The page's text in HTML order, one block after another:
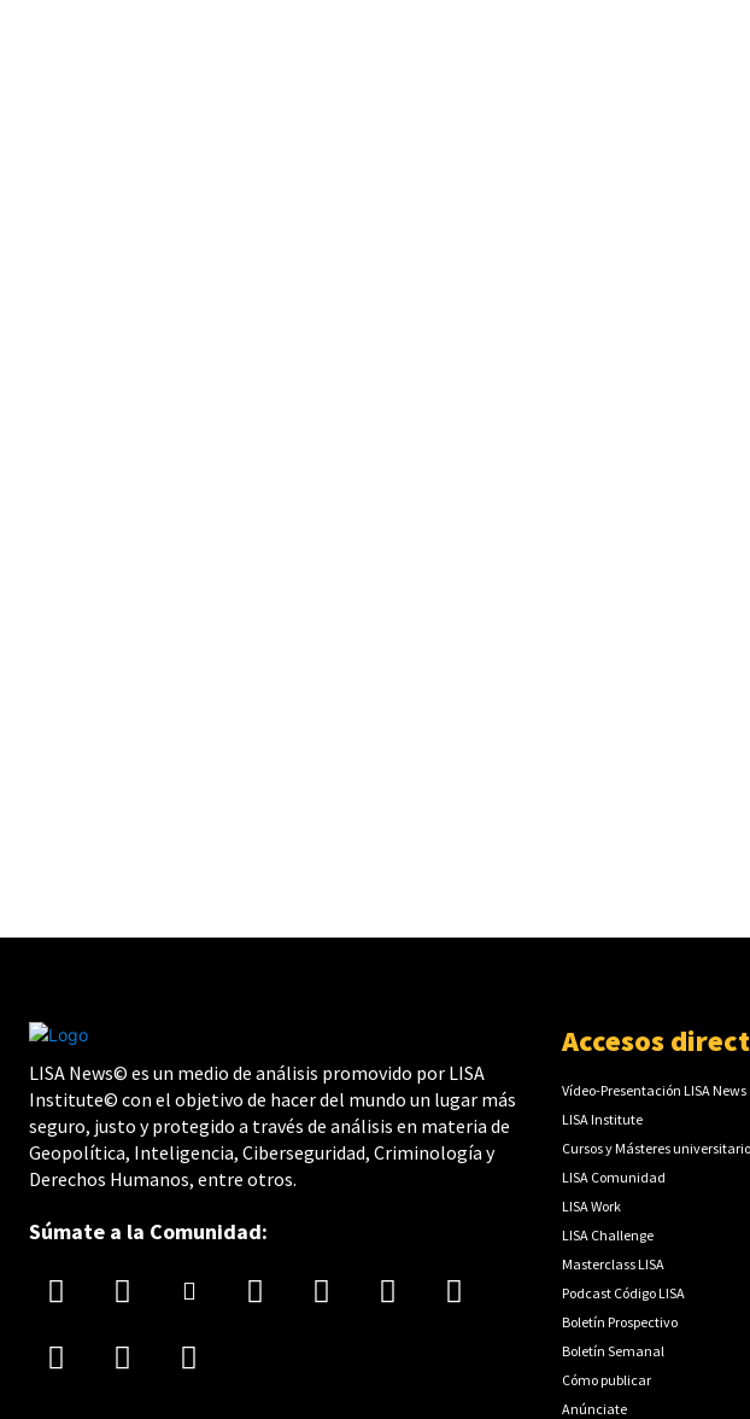
LISA News© es un medio de análisis promovido por LISA
Institute© con el objetivo de hacer del mundo un lugar más
seguro, justo y protegido a través de análisis en materia de
Geopolítica, Inteligencia, Ciberseguridad, Criminología y
Derechos Humanos, entre otros.
Súmate a la Comunidad:
Accesos
Vídeo-Presentación LISA News
LISA Institute
Cursos y Másteres
LISA Comunidad
LISA Work
LISA Challenge
Masterclass LISA
Podcast Código LISA
Boletín Prospectivo
Boletín Semanal
Cómo publicar
Anúnciate